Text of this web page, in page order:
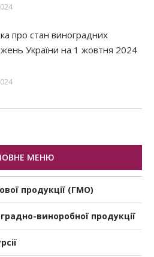
про стан виноградних
України на 1 жовтня 2024
МЕНЮ
продукції (ГМО)
виноробної продукції